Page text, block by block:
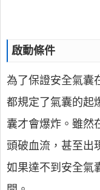
啟動條件
為了保證安全氣囊
都規定了氣囊的起
囊才會爆炸。雖然
頭破血流，甚至出
如果達不到安全氣